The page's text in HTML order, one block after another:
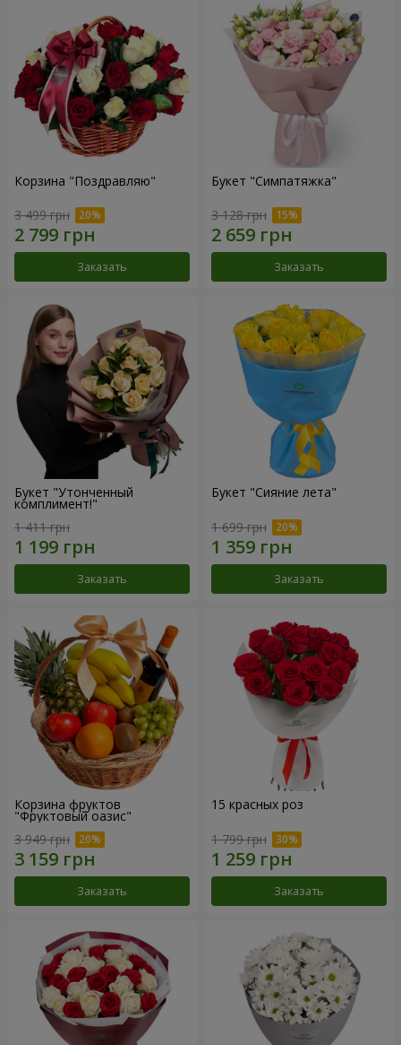
Корзина "Поздравляю"
3 499 грн
Заказать
Букет "Симпатяжка"
3 128 грн
Заказать
Букет "Утонченный
комплимент!"
1 411 грн
Заказать
Букет "Сияние лета"
1 699 грн
Заказать
Корзина фруктов
"Фруктовый оазис"
3 949 грн
Заказать
15 красных роз
1 799 грн
Заказать